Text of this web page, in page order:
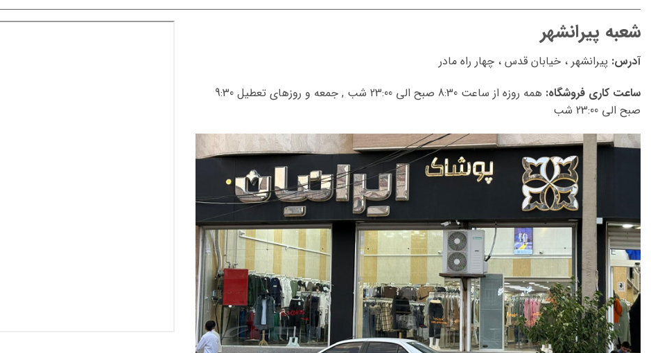
شعبه پیرانشهر
آدرس: پیرانشهر ، خیابان قدس ، چهار راه مادر
ساعت کاری فروشگاه:
همه روزه از ساعت 8:30 صبح الی 23:00 شب , جمعه و روزهای تعطیل 9:30
صبح الی 23:00 شب